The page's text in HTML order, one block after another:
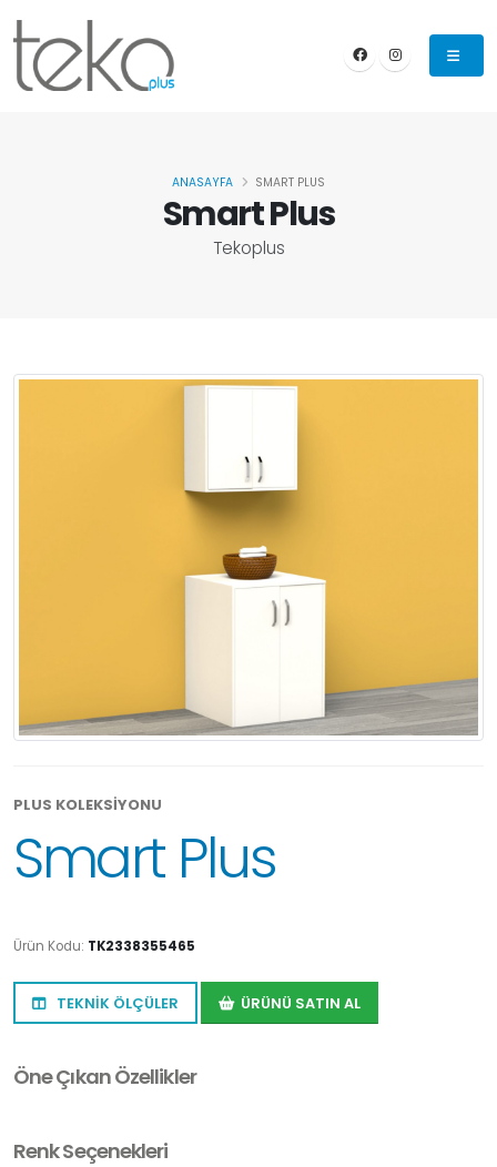
Smart Plus
Tekoplus
ANASAYFA SMART PLUS
PLUS KOLEKSİYONU
Smart Plus
Ürün Kodu: TK2338355465
TEKNİK ÖLÇÜLER ÜRÜNÜ SATIN AL
Öne Çıkan Özellikler
Renk Seçenekleri